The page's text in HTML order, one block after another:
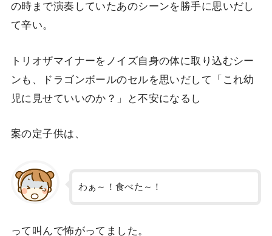
の時まで演奏していたあのシーンを勝手に思いだし
て辛い。
トリオザマイナーをノイズ自身の体に取り込むシー
ンも、ドラゴンボールのセルを思いだして「これ幼
児に見せていいのか？」と不安になるし
案の定子供は、
わぁ～！食べた～！
って叫んで怖がってました。